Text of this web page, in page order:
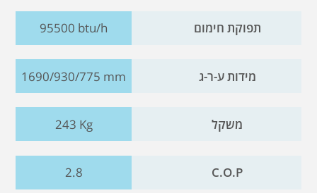
תפוקת חימום 95500 btu/h
מידות ע-ר-ג 1690/930/775 mm
משקל 243 Kg
C.O.P
2.8